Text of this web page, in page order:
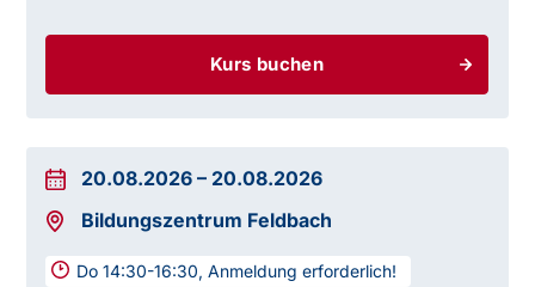
Kurs buchen
20.08.2026 – 20.08.2026
Bildungszentrum Feldbach
Do 14:30-16:30, Anmeldung erforderlich!